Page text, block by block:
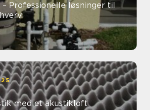
– Professionelle løsninger til
med et akustikloft